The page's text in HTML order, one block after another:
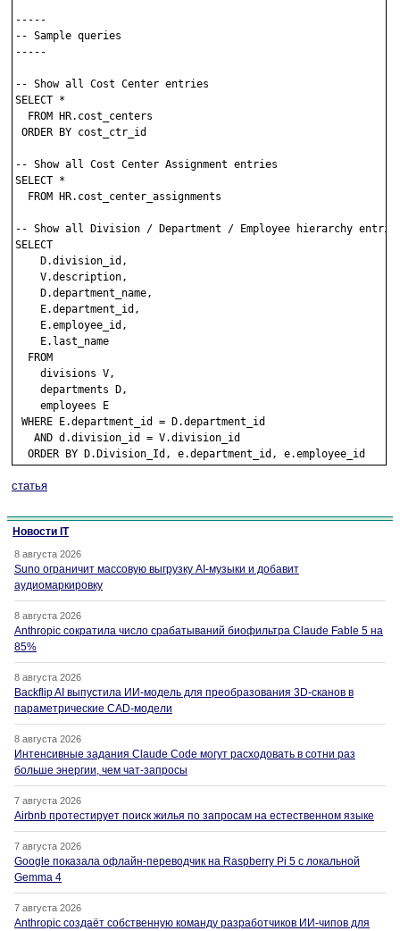
-----
-- Sample queries
-----
-- Show all Cost Center entries
SELECT *
  FROM HR.cost_centers
ORDER BY cost_ctr_id
-- Show all Cost Center Assignment entries
SELECT *
  FROM HR.cost_center_assignments
-- Show all Division / Department / Employee hierarchy
SELECT
    D.division_id,
    V.description,
    D.department_name,
    E.department_id,
    E.employee_id,
    E.last_name
  FROM
    divisions V,
    departments D,
    employees E
WHERE E.department_id = D.department_id
   AND d.division_id = V.division_id
статья
Новости IT
8 августа 2026
Suno ограничит массовую выгрузку AI-музыки и добавит
аудиомаркировку
8 августа 2026
Anthropic сократила число срабатываний биофильтра Claude Fable 5 на
85%
8 августа 2026
Backflip AI выпустила ИИ-модель для преобразования 3D-сканов в
параметрические CAD-модели
8 августа 2026
Интенсивные задания Claude Code могут расходовать в сотни раз
больше энергии, чем чат-запросы
7 августа 2026
Airbnb протестирует поиск жилья по запросам на естественном языке
7 августа 2026
Google показала офлайн-переводчик на Raspberry Pi 5 с локальной
Gemma 4
7 августа 2026
Anthropic создаёт собственную команду разработчиков ИИ-чипов для